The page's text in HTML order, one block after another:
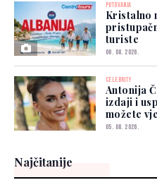
PUTOVANJA
Kristalno
turiste
06. 08. 2026.
CELEBRITY
Antonija
izdaji i
možete
05. 08. 2026.
Najčitanije